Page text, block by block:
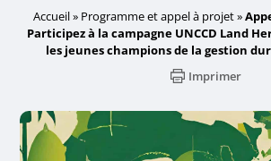
Accueil» Programme et appel à projet»
Participez à la campagne UNCCD Land
les jeunes champions de la gestion
Imprimer